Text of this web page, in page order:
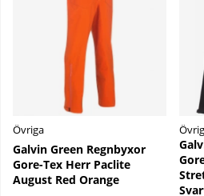
Övriga
Galvin Green Regnbyxor
Gore-Tex Herr Paclite
August Red Orange